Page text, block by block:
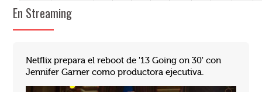
En Streaming
Netflix prepara el reboot de '13 Going on 30' con
Jennifer Garner como productora ejecutiva.
Netflix anunció el relanzamiento de la clásica